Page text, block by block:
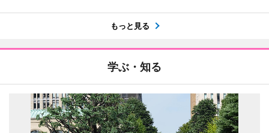
もっと見る
学ぶ・知る